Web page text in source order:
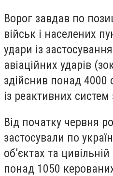
Ворог завдав по
військ і населених
удари із
авіаційних ударів
здійснив понад 4000
із реактивних
Від початку червня
застосували по
об’єктах та цивільній
понад 1050